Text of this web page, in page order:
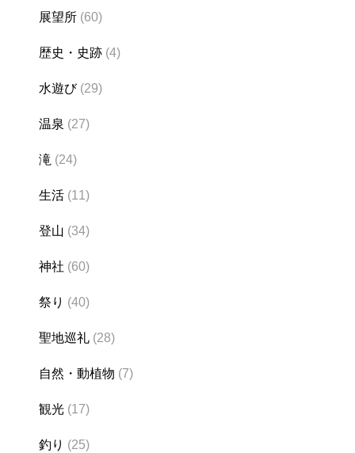
展望所 (60)
歴史・史跡 (4)
水遊び(29)
温泉 (27)
滝 (24)
生活 (11)
登山 (34)
神社 (60)
祭り (40)
聖地巡礼 (28)
自然・動植物 (7)
観光 (17)
釣り (25)